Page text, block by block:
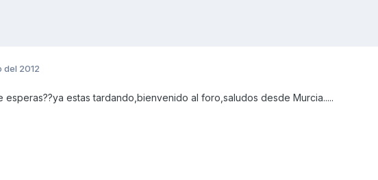
del 2012
esperas??ya estas tardando,bienvenido al foro,saludos desde Murcia.....